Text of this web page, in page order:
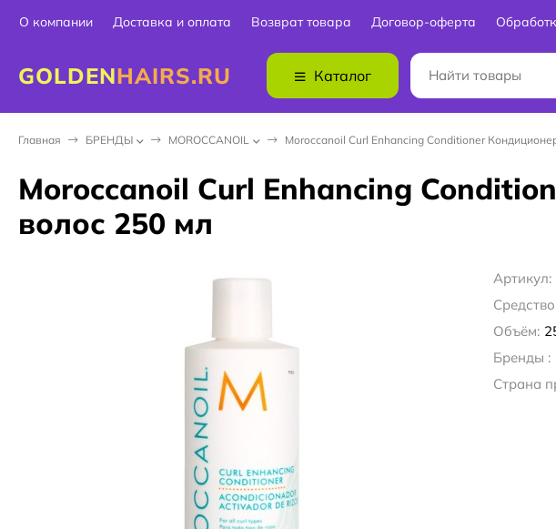
О компании Доставка и оплата Возврат товара Договор-оферта
GOLDENHAIRS.RU Каталог
Главная БPEНДЫ MOROCCANOIL Moroccanoil Curl Enhancing Conditioner
Moroccanoil Curl Enhancing
волос 250 мл
Артикул:
Объём:
Бренды :
Страна